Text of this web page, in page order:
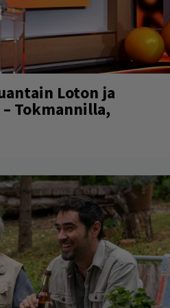
Loton ja
Tokmannilla,